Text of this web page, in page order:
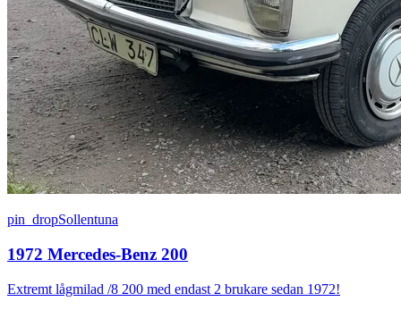
pin_dropSollentuna
1972 Mercedes-Benz 200
Extremt lågmilad /8 200 med endast 2 brukare sedan 1972!